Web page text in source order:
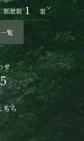
部屋数 室
覧
わせ
ら